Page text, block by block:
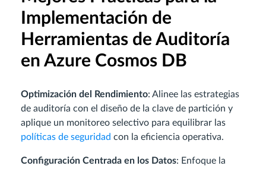
Implementación de
Herramientas de Auditoría
en Azure Cosmos DB
Optimización del Rendimiento: Alinee las estrategias
de auditoría con el diseño de la clave de partición y
aplique un monitoreo selectivo para equilibrar las
políticas de seguridad con la eficiencia operativa.
Configuración Centrada en los Datos: Enfoque la